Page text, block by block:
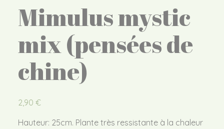
Mimulus mystic
mix (pensées de
chine)
2,90 €
Hauteur: 25cm. Plante très ressistante à la chaleur